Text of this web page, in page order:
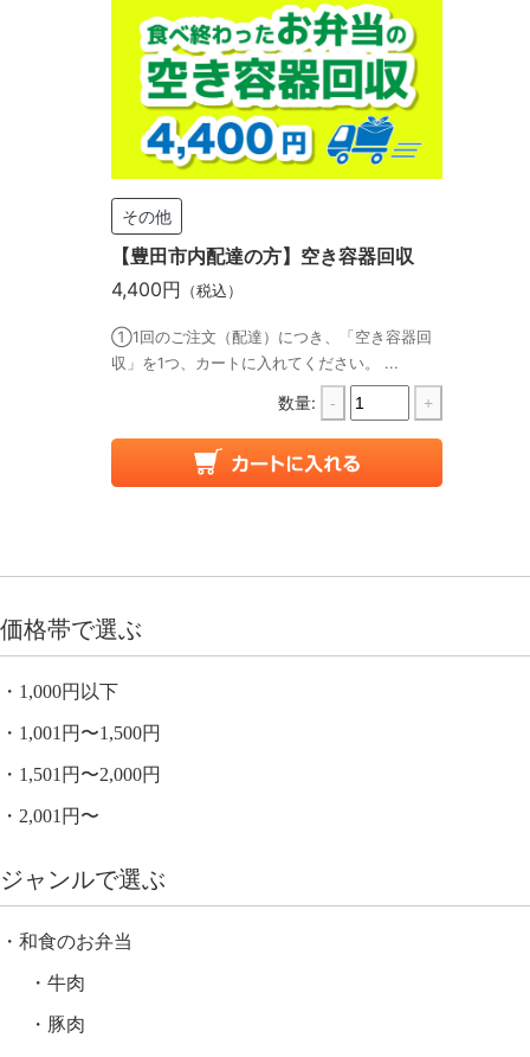
その他
【豊田市内配達の方】空き容器回収
4,400円 （税込）
①1回のご注文（配達）につき、「空き容器回
収」を1つ、カートに入れてください。 ...
数量: - +
価格帯で選ぶ
1,000円以下
1,001円〜1,500円
1,501円〜2,000円
2,001円〜
ジャンルで選ぶ
和食のお弁当
牛肉
豚肉